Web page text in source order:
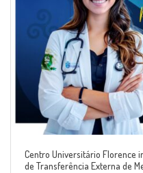
Centro Universitário Florence
de Transferência Externa de